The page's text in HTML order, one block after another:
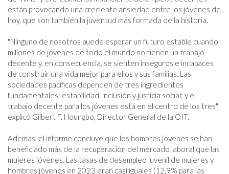
están provocando una creciente ansiedad entre los jóvenes de
hoy, que son también la juventud más formada de la historia.
"Ninguno de nosotros puede esperar un futuro estable cuando
millones de jóvenes de todo el mundo no tienen un trabajo
decente y, en consecuencia, se sienten inseguros e incapaces
de construir una vida mejor para ellos y sus familias. Las
sociedades pacíficas dependen de tres ingredientes
fundamentales: estabilidad, inclusión y justicia social; y el
trabajo decente para los jóvenes está en el centro de los tres",
explicó Gilbert F. Houngbo, Director General de la OIT.
Además, el informe concluye que los hombres jóvenes se han
beneficiado más de la recuperación del mercado laboral que las
mujeres jóvenes. Las tasas de desempleo juvenil de mujeres y
hombres jóvenes en 2023 eran casi iguales (12,9% para las